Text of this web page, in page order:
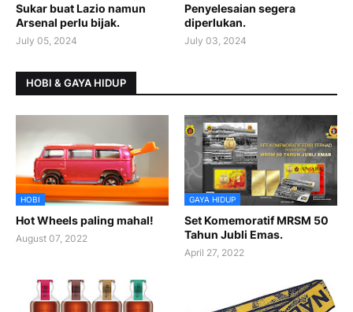
Sukar buat Lazio namun
Arsenal perlu bijak.
July 05, 2024
Penyelesaian segera
diperlukan.
July 03, 2024
HOBI & GAYA HIDUP
HOBI
Hot Wheels paling mahal!
August 07, 2022
GAYA HIDUP
Set Komemoratif MRSM 50
Tahun Jubli Emas.
April 27, 2022